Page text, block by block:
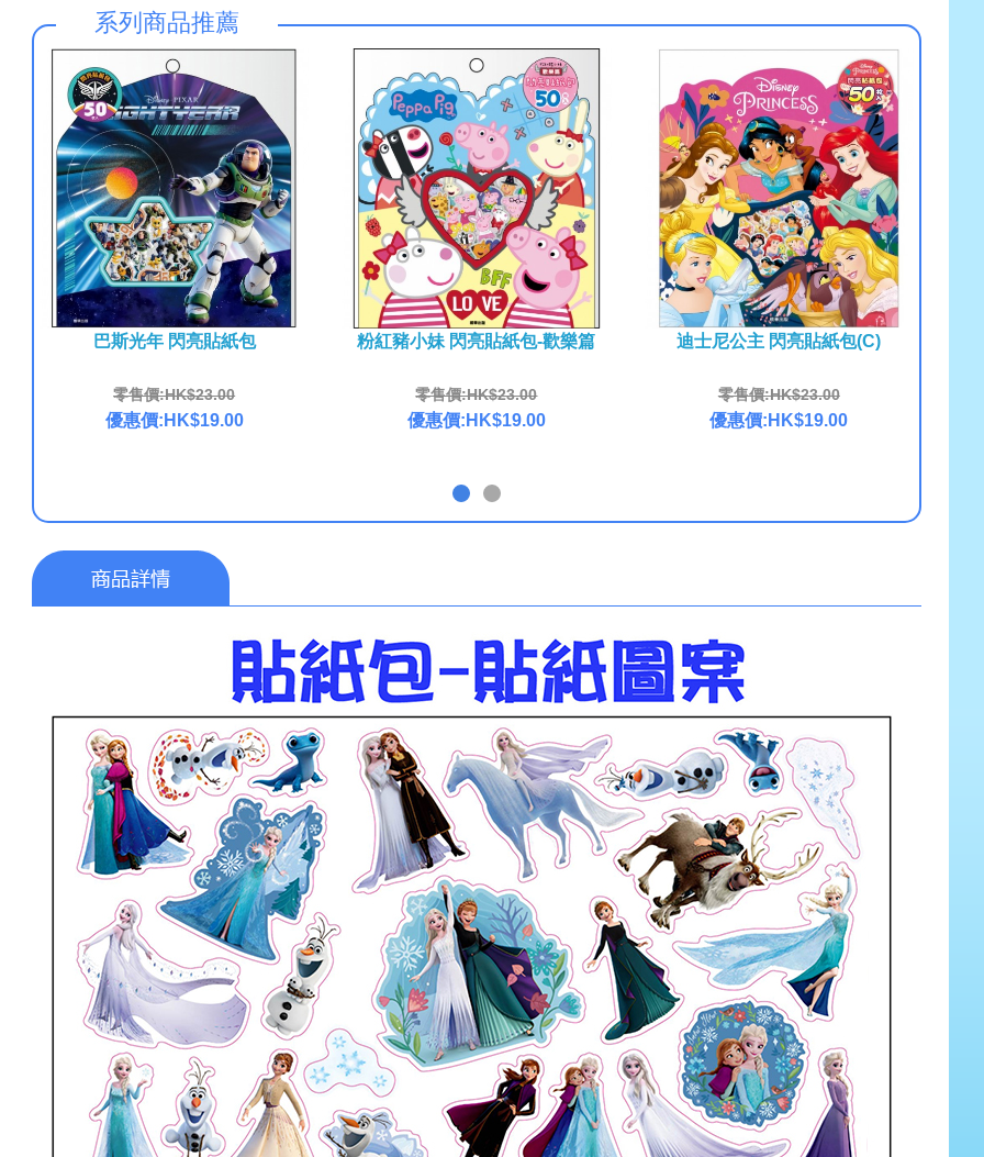
系列商品推薦
巴斯光年 閃亮貼紙包
零售價:HK$23.00
優惠價:HK$19.00
粉紅豬小妹 閃亮貼紙包-歡樂篇
零售價:HK$23.00
優惠價:HK$19.00
迪士尼公主 閃亮貼紙包(C)
零售價:HK$23.00
優惠價:HK$19.00